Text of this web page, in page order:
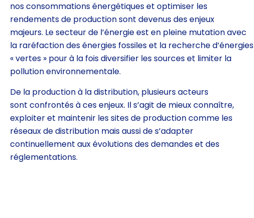
nosconsommations énergétiques et optimiser les
rendements de production sont devenus des enjeux
majeurs. Le secteur de l’énergie est en pleine mutation avec
la raréfaction des énergies fossiles et la recherche d’énergies
« vertes » pour à la foisdiversifier les sources et limiter la
pollution environnementale.
De la production à la distribution, plusieurs acteurs
sont confrontés à ces enjeux. Il s’agit de mieux connaître,
exploiter et maintenir les sites de production comme les
réseaux dedistribution mais aussi de s’adapter
continuellement auxévolutions des demandes et des
réglementations.